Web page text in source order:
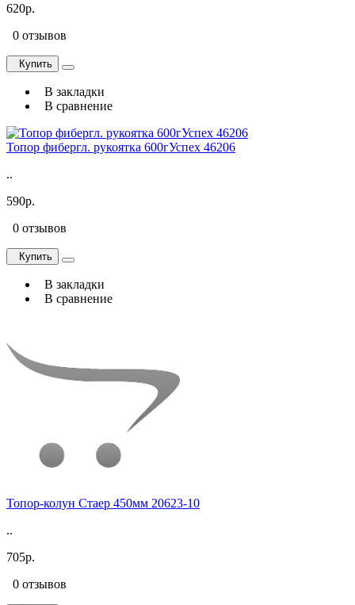
620р.
0 отзывов
Купить
В закладки
В сравнение
Топор фибергл. рукоятка 600гУспех 46206
..
590р.
0 отзывов
Купить
В закладки
В сравнение
Топор-колун Стаер 450мм 20623-10
..
705р.
0 отзывов